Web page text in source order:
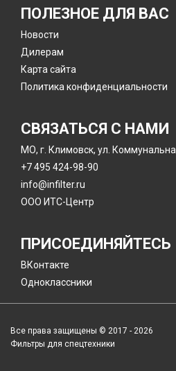
ПОЛЕЗНОЕ ДЛЯ ВАС
Новости
Дилерам
Карта сайта
Политика конфиденциальности
СВЯЗАТЬСЯ С НАМИ
МО, г. Климовск, ул.
+7 495 424-98-90
info@infilter.ru
ООО ИТС-Центр
ПРИСОЕДИНЯЙТЕСЬ
ВКонтакте
Одноклассники
Все права защищены © 2017 - 2026
Фильтры для спецтехники